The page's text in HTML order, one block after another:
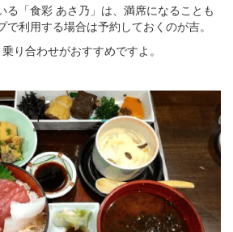
る「食彩 あさ乃」は、満席になることも
利用する場合は予約しておくのが吉。
り合わせがおすすめですよ。